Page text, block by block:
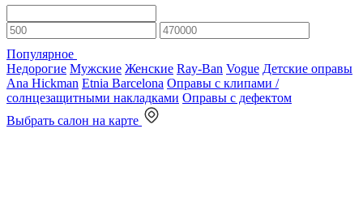
Популярное
Недорогие Мужские Женские Ray-Ban Vogue Детские оправы
Ana Hickman Etnia Barcelona Оправы с клипами /
солнцезащитными накладками Оправы с дефектом
Выбрать салон на карте